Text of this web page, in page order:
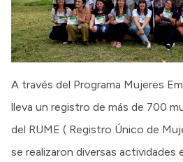
A través del Programa Mujeres
lleva un registro de más de 700
del RUME ( Registro Único de
se realizaron diversas actividades